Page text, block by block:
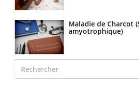
Maladie de Charcot
amyotrophique)